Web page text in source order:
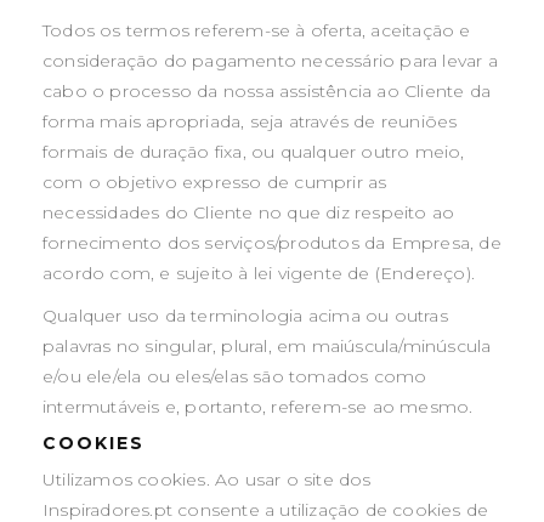
Todos os termos referem-se à oferta, aceitação e
consideração do pagamento necessário para levar a
cabo o processo da nossa assistência ao Cliente da
forma mais apropriada, seja através de reuniões
formais de duração fixa, ou qualquer outro meio,
com o objetivo expresso de cumprir as
necessidades do Cliente no que diz respeito ao
fornecimento dos serviços/produtos da Empresa, de
acordo com, e sujeito à lei vigente de (Endereço).
Qualquer uso da terminologia acima ou outras
palavras no singular, plural, em maiúscula/minúscula
e/ou ele/ela ou eles/elas são tomados como
intermutáveis e, portanto, referem-se ao mesmo.
COOKIES
Utilizamos cookies. Ao usar o site dos
Inspiradores.pt consente a utilização de cookies de